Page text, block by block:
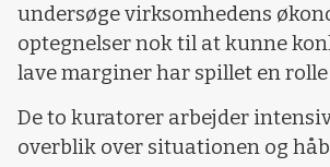
undersøge virksomhedens
optegnelser nok til at kunne
lave marginer har spillet en
De to kuratorer arbejder
overblik over situationen og